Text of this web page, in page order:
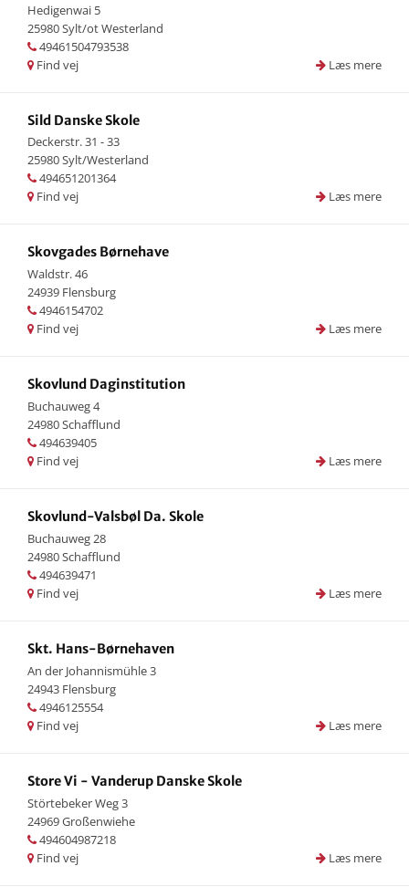
Hedigenwai 5
25980 Sylt/ot Westerland
49461504793538
Læs mere
Find vej
Sild Danske Skole
Deckerstr. 31 - 33
25980 Sylt/Westerland
494651201364
Læs mere
Find vej
Skovgades Børnehave
Waldstr. 46
24939 Flensburg
4946154702
Læs mere
Find vej
Skovlund Daginstitution
Buchauweg 4
24980 Schafflund
494639405
Læs mere
Find vej
Skovlund-Valsbøl Da. Skole
Buchauweg 28
24980 Schafflund
494639471
Læs mere
Find vej
Skt. Hans-Børnehaven
An der Johannismühle 3
24943 Flensburg
4946125554
Læs mere
Find vej
Store Vi - Vanderup Danske Skole
Störtebeker Weg 3
24969 Großenwiehe
494604987218
Læs mere
Find vej